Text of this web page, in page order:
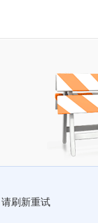
刷新重试